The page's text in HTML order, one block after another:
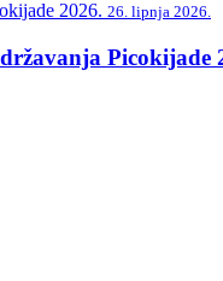
26. lipnja 2026.
Picokijade